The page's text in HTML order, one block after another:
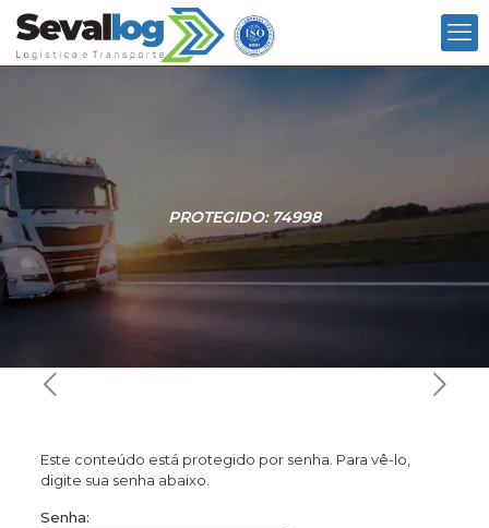
PROTEGIDO: 74998
Este conteúdo está protegido por senha. Para vê-lo,
digite sua senha abaixo.
Senha: